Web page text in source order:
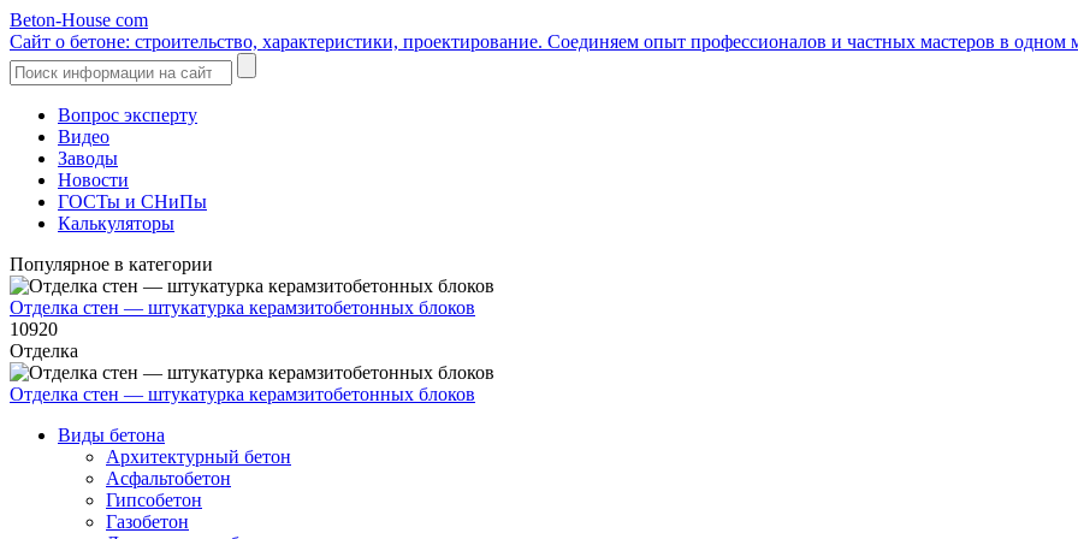
Beton-House com
Сайт о бетоне: строительство, характеристики, проектирование. Соединяем опыт профессионалов и частных мастеров в одном
Вопрос эксперту
Видео
Заводы
Новости
ГОСТы и СНиПы
Калькуляторы
Популярное в категории
Отделка стен — штукатурка керамзитобетонных блоков
10920
Отделка
Отделка стен — штукатурка керамзитобетонных блоков
Виды бетона
Архитектурный бетон
Асфальтобетон
Гипсобетон
Газобетон